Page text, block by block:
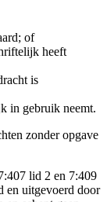
of
heeft
is
in gebruik neemt.
zonder opgave
lid 2 en 7:409
en uitgevoerd door